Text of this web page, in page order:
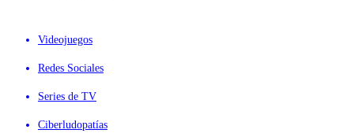
Videojuegos
Redes Sociales
Series de TV
Ciberludopatías